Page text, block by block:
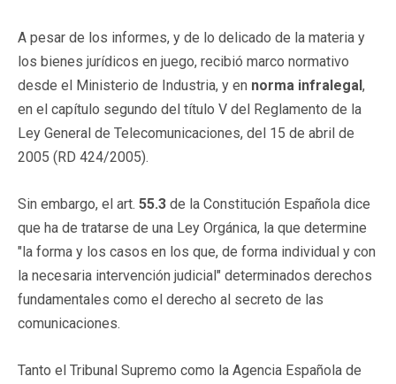
A pesar de los informes, y de lo delicado de la materia y
los bienes jurídicos en juego, recibió marco normativo
desde el Ministerio de Industria, y en norma infralegal,
en el capítulo segundo del título V del Reglamento de la
Ley General de Telecomunicaciones, del 15 de abril de
2005 (RD 424/2005).
Sin embargo, el art. 55.3 de la Constitución Española dice
que ha de tratarse de una Ley Orgánica, la que determine
"la forma y los casos en los que, de forma individual y con
la necesaria intervención judicial" determinados derechos
fundamentales como el derecho al secreto de las
comunicaciones.
Tanto el Tribunal Supremo como la Agencia Española de